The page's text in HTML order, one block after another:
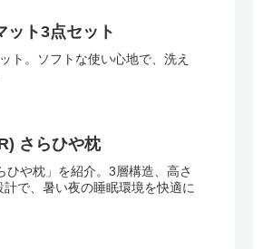
ット3点セット
ト。ソフトな使い心地で、洗え
さらひや枕
や枕」を紹介。3層構造、高さ
で、暑い夜の睡眠環境を快適に